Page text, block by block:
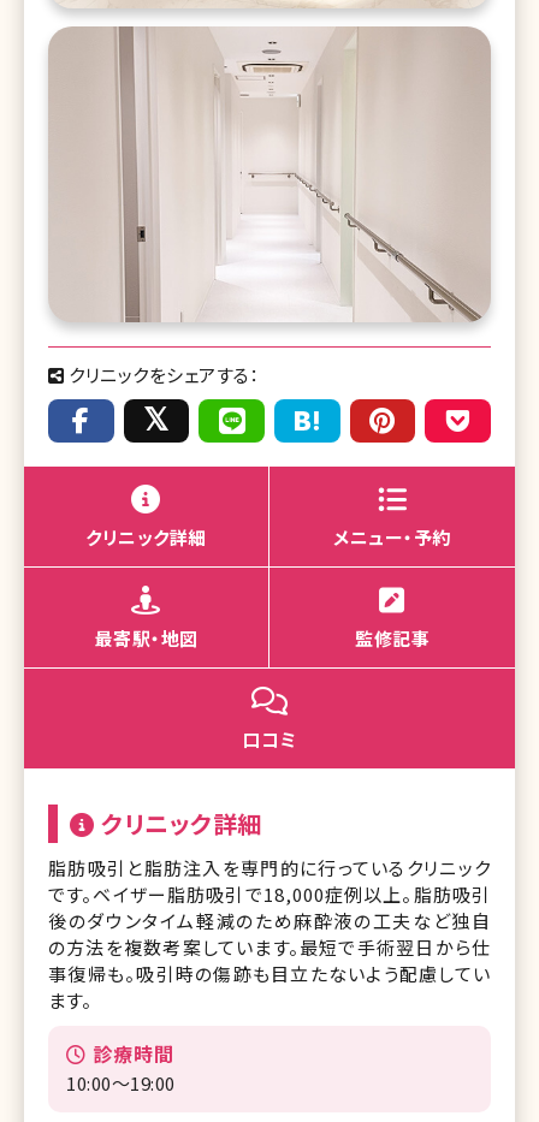
クリニックをシェアする：
クリニック詳細 メニュー・予約
最寄駅・地図 監修記事
口コミ
クリニック詳細
脂肪吸引と脂肪注入を専門的に行っているクリニック
です。ベイザー脂肪吸引で18,000症例以上。脂肪吸引
後のダウンタイム軽減のため麻酔液の工夫など独自
の方法を複数考案しています。最短で手術翌日から仕
事復帰も。吸引時の傷跡も目立たないよう配慮してい
ます。
診療時間
10:00～19:00